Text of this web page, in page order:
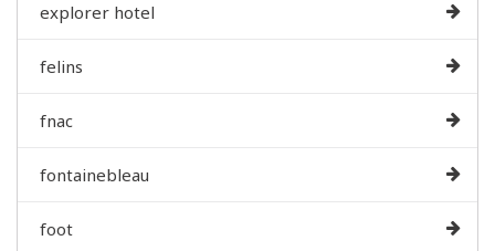
explorer hotel
felins
fnac
fontainebleau
foot